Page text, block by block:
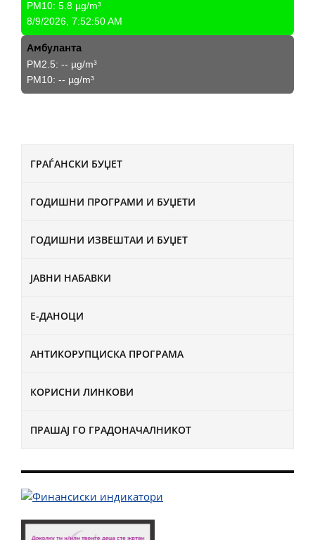
ГРАЃАНСКИ БУЏЕТ
ГОДИШНИ ПРОГРАМИ И БУЏЕТИ
ГОДИШНИ ИЗВЕШТАИ И БУЏЕТ
ЈАВНИ НАБАВКИ
Е-ДАНОЦИ
АНТИКОРУПЦИСКА ПРОГРАМА
КОРИСНИ ЛИНКОВИ
ПРАШАЈ ГО ГРАДОНАЧАЛНИКОТ
PM10: 5.8 µg/m³
8/9/2026, 7:52:50 AM
Амбуланта
PM2.5: -- µg/m³
PM10: -- µg/m³